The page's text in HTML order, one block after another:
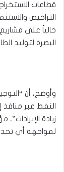
قطاعات
التراخيص
حالياً على
البصرة لتوليد
وأوضح، أن
النفط عبر منافذ
زيادة
لمواجهة أي